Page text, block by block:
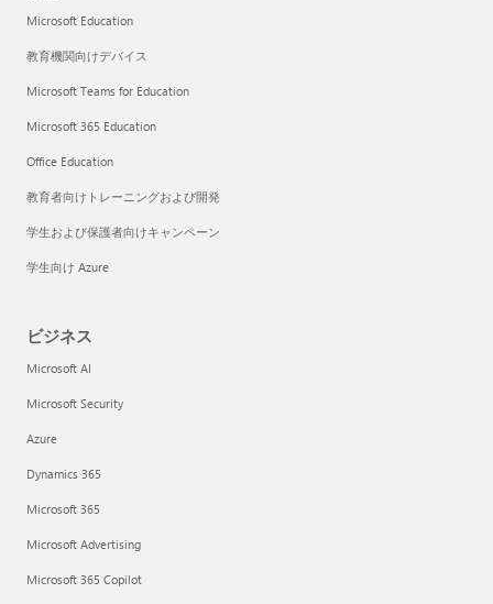
Microsoft Education
教育機関向けデバイス
Microsoft Teams for Education
Microsoft 365 Education
Office Education
教育者向けトレーニングおよび開発
学生および保護者向けキャンペーン
学生向け Azure
ビジネス
Microsoft AI
Microsoft Security
Azure
Dynamics 365
Microsoft 365
Microsoft Advertising
Microsoft 365 Copilot